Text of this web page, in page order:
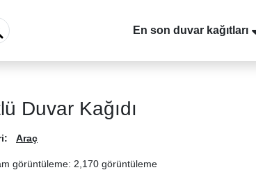
En son duvar kağıtları
Duvar Kağıdı
Araç
görüntüleme: 2,170 görüntüleme